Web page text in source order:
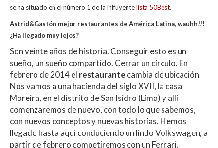
se ha situado en el número 1 de la inlfuyentelista 50Best.
Astrid&Gastón mejor restaurantes de América Latina, wauhh!!!
¿Ha llegado muy lejos?
Son veinte años de historia. Conseguir esto es un
sueño, un sueño compartido. Cerrar un círculo. En
febrero de 2014 el restaurante cambia de ubicación.
Nos vamos a una hacienda del siglo XVII, la casa
Moreira, en el distrito de San Isidro (Lima) y allí
comenzaremos de nuevo, con todo lo que sabemos,
con nuevos conceptos y nuevas historias. Hemos
llegado hasta aquí conduciendo un lindo Volkswagen, a
partir de febrero competiremos con un Ferrari.